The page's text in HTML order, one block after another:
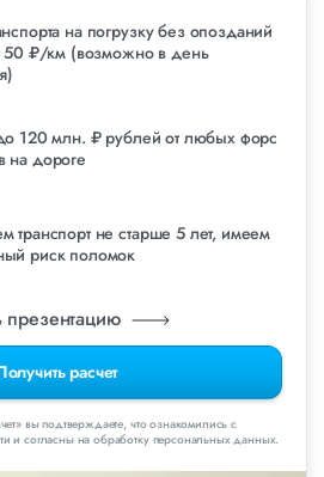
на погрузку без опозданий
50 ₽/км (возможно в день
120 млн. ₽ рублей от любых форс
дороге
транспорт не старше 5 лет, имеем
риск поломок
расчет
презентацию
вы подтверждаете, что ознакомились с
и согласны на обработку персональных данных.